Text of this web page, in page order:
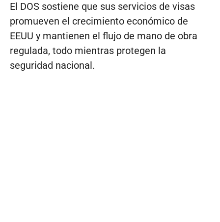
El DOS sostiene que sus servicios de visas
promueven el crecimiento económico de
EEUU y mantienen el flujo de mano de obra
regulada, todo mientras protegen la
seguridad nacional.